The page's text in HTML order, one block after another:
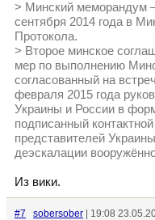
> Минский меморандум
сентября 2014 года в
Протокола.
> Второе минское
мер по выполнению
согласованный на
февраля 2015 года
Украины и России в
подписанный
представителей
деэскалации
Из вики.
#7 sobersober | 19:08